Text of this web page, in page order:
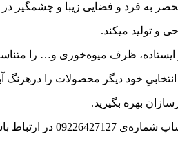
به فرد و فضایی زیبا و چشمگیر
و تولید میکند.
و ایستاده، ظرف میوه‌خوری و… را
خود دیگر محصولات را درهرنگ
بهره بگیرید.
ارتباط باشید.